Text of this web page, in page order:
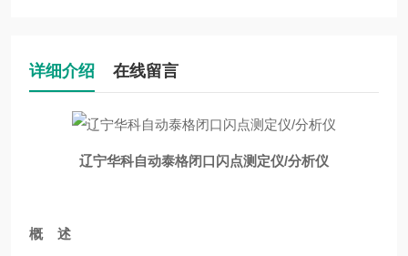
详细介绍 在线留言
辽宁华科自动泰格闭口闪点测定仪/分析仪
概 述